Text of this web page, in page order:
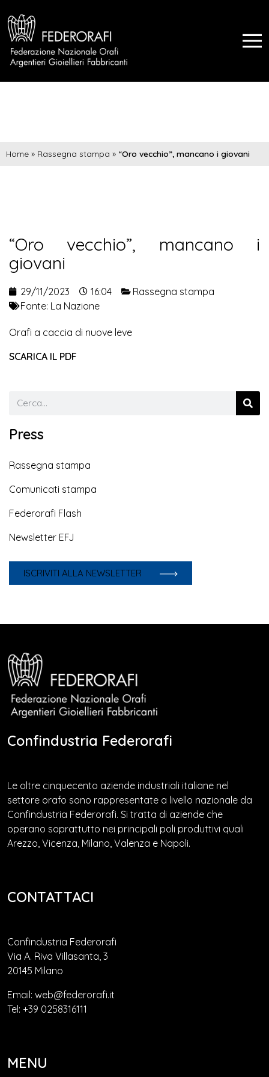
Home » Rassegna stampa » “Oro vecchio”, mancano i giovani
“Oro vecchio”, mancano i
giovani
29/11/2023 16:04
Rassegna stampa
Fonte: La Nazione
Orafi a caccia di nuove leve
SCARICA IL PDF
Press
Rassegna stampa
Comunicati stampa
Federorafi Flash
Newsletter EFJ
ISCRIVITI ALLA NEWSLETTER
Confindustria Federorafi
Le oltre cinquecento aziende industriali italiane nel
settore orafo sono rappresentate a livello nazionale da
Confindustria Federorafi. Si tratta di aziende che
operano soprattutto nei principali poli produttivi quali
Arezzo, Vicenza, Milano, Valenza e Napoli.
CONTATTACI
Confindustria Federorafi
Via A. Riva Villasanta, 3
20145 Milano
Email: web@federorafi.it
Tel: +39 0258316111
MENU